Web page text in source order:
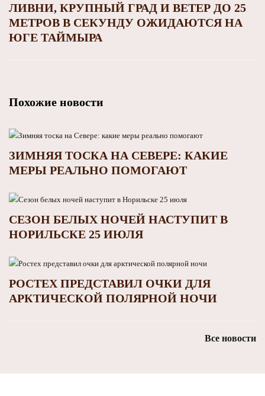
ЛИВНИ, КРУПНЫЙ ГРАД И ВЕТЕР ДО 25
МЕТРОВ В СЕКУНДУ ОЖИДАЮТСЯ НА
ЮГЕ ТАЙМЫРА
Похожие новости
ЗИМНЯЯ ТОСКА НА СЕВЕРЕ: КАКИЕ
МЕРЫ РЕАЛЬНО ПОМОГАЮТ
СЕЗОН БЕЛЫХ НОЧЕЙ НАСТУПИТ В
НОРИЛЬСКЕ 25 ИЮЛЯ
РОСТЕХ ПРЕДСТАВИЛ ОЧКИ ДЛЯ
АРКТИЧЕСКОЙ ПОЛЯРНОЙ НОЧИ
Все новости